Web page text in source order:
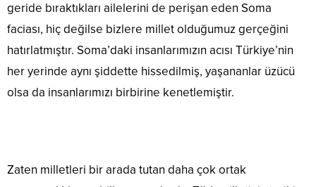
geride bıraktıkları ailelerini de perişan eden Soma
faciası, hiç değilse bizlere millet olduğumuz gerçeğini
hatırlatmıştır. Soma’daki insanlarımızın acısı Türkiye’nin
her yerinde aynı şiddette hissedilmiş, yaşananlar üzücü
olsa da insanlarımızı birbirine kenetlemiştir.
Zaten milletleri bir arada tutan daha çok ortak